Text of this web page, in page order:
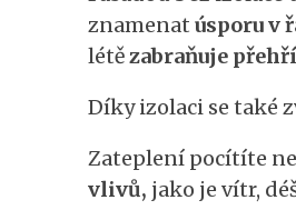
znamenat úsporu v
létězabraňuje
Díky izolaci se také
Zateplení pocítíte
vlivů, jako je vítr,